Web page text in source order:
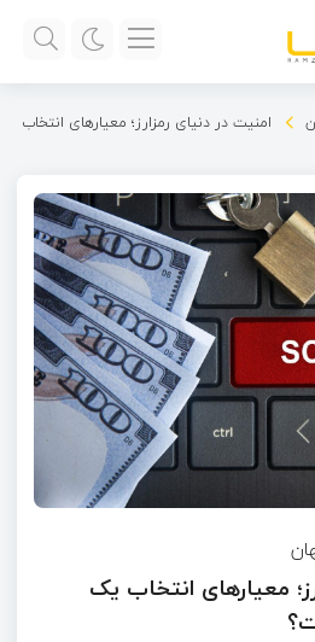
امنیت در دنیای رمزارز؛ معیارهای انتخاب
معیارهای انتخاب یک